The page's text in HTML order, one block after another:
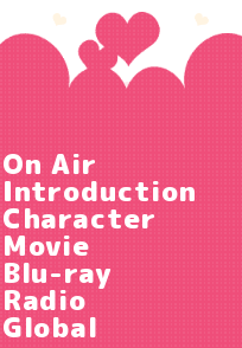
On Air
Introduction
Character
Movie
Blu-ray
Radio
Global